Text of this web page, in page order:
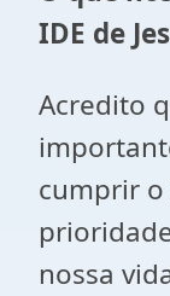
IDE de
Acredito
cumprir o
nossa